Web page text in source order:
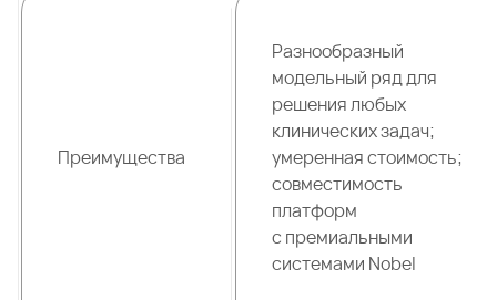
Преимущества
Разнообразный
модельный ряд для
решения любых
клинических задач;
умеренная стоимость;
совместимость
платформ
с премиальными
системами Nobel